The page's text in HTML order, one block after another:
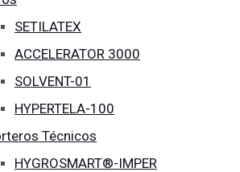
SETILATEX
ACCELERATOR 3000
SOLVENT-01
HYPERTELA-100
Técnicos
HYGROSMART®-IMPER